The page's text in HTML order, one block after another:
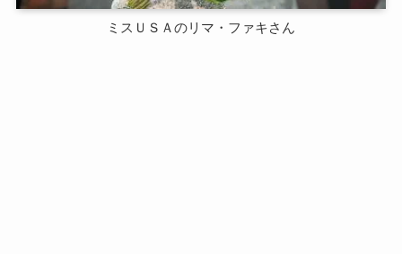
ミスＵＳＡのリマ・ファキさん